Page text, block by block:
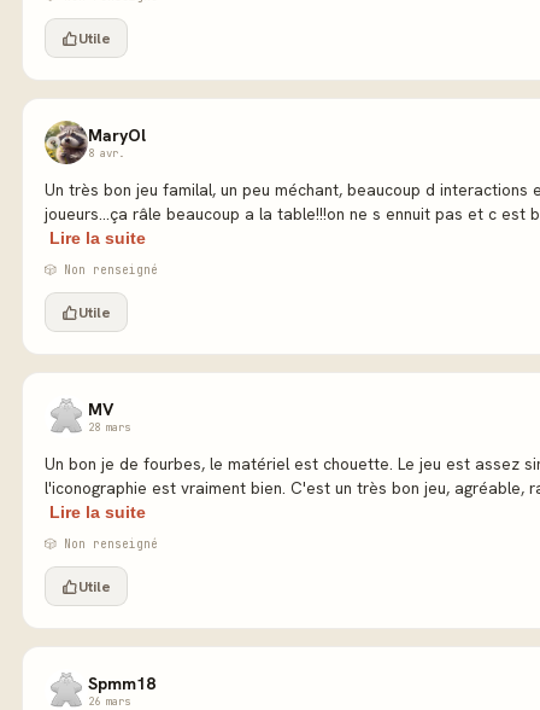
Utile
MaryOl
8 avr.
Un très bon jeu familal, un peu méchant, beaucoup d interactions
joueurs...ça râle beaucoup a la table!!!on ne s ennuit pas et c est
Lire la suite
🎲 Non renseigné
Utile
MV
28 mars
Un bon je de fourbes, le matériel est chouette. Le jeu est assez
l'iconographie est vraiment bien. C'est un très bon jeu, agréable,
Lire la suite
🎲 Non renseigné
Utile
Spmm18
26 mars